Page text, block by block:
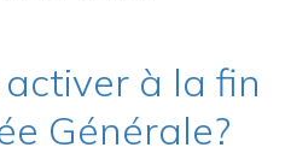
à la fin
Générale?